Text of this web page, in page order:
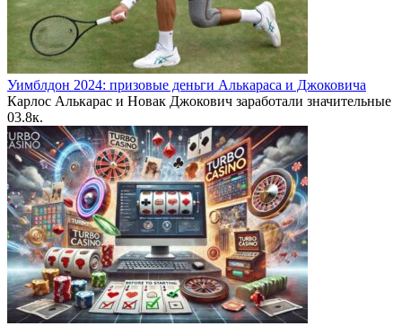
Уимблдон 2024: призовые деньги Алькараса и Джоковича
Карлос Алькарас и Новак Джокович заработали значительные
03.8к.